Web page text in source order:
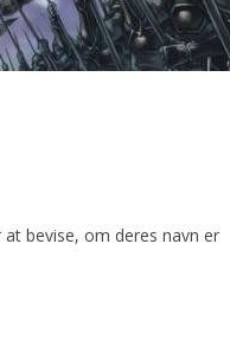
bevise, om deres navn er